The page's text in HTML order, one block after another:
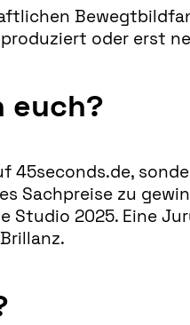
oder erst
euch?
45seconds.de,
zu
Studio 2025. Eine